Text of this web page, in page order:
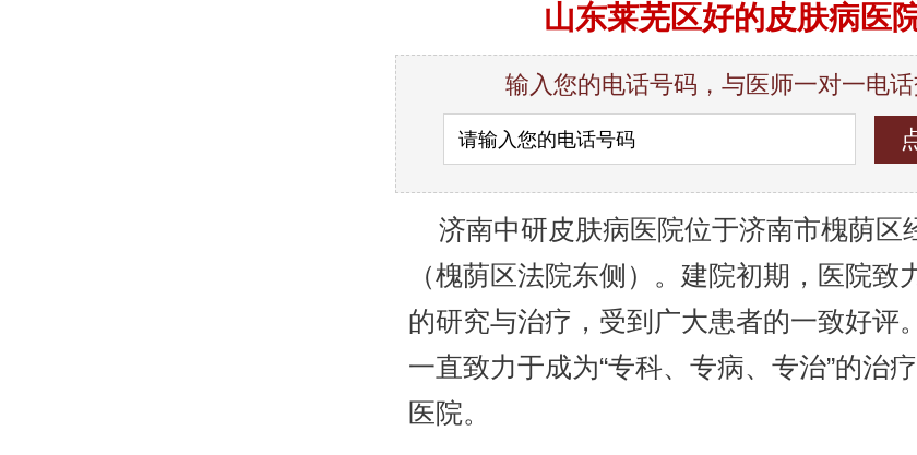
山东莱芜区好的皮肤病医
输入您的电话号码，与医师一对一电
济南中研皮肤病医院位于济南市槐荫区
（槐荫区法院东侧）。建院初期，医院致
的研究与治疗，受到广大患者的一致好评
一直致力于成为“专科、专病、专治”的治
医院。